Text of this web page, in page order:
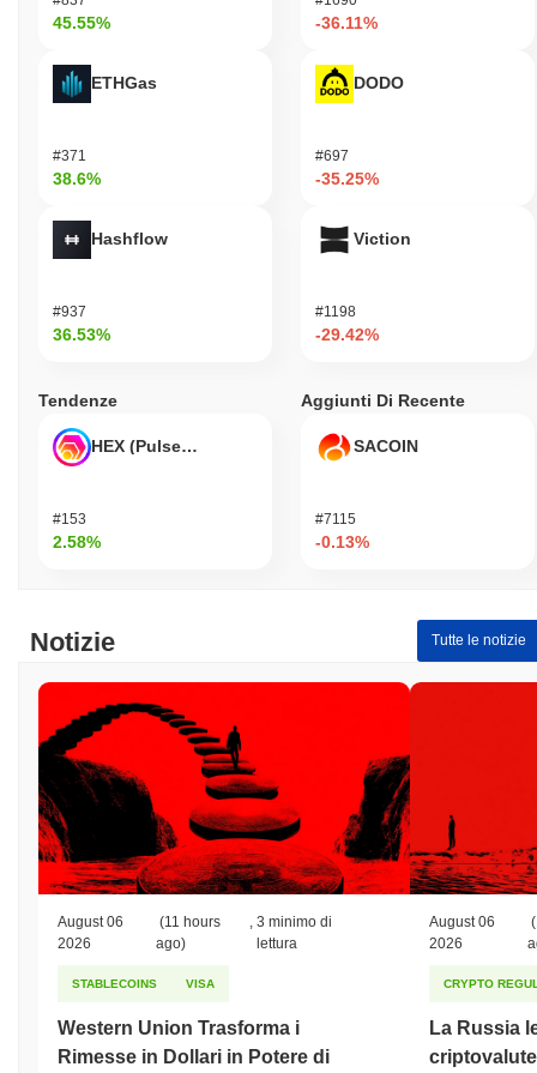
45.55%
ETHGas
#371
38.6%
Hashflow
#937
36.53%
-36.11%
DODO
#697
-35.25%
Viction
#1198
-29.42%
Tendenze
HEX (Pulsechain)
#153
2.58%
Aggiunti Di Recente
SACOIN
#7115
-0.13%
Notizie Tutte le notizie
August 06
2026
(11 hours
ago)
,3 minimo di
lettura
STABLECOINS VISA
Western Union Trasforma i
Rimesse in Dollari in Potere di
August 06
2026
CRYPTO
La Russia